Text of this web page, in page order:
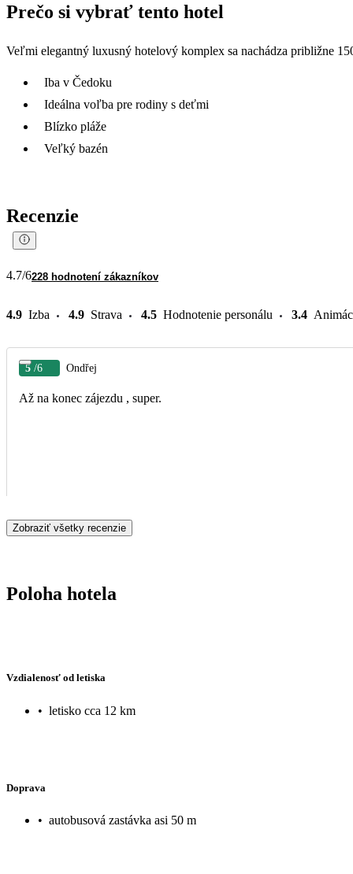
Prečo si vybrať tento hotel
Veľmi elegantný luxusný hotelový komplex sa nachádza približne
Iba v Čedoku
Ideálna voľba pre rodiny s deťmi
Blízko pláže
Veľký bazén
Recenzie
4.7/6228 hodnotení zákazníkov
4.9 Izba 4.9 Strava 4.5 Hodnotenie personálu 3.4
5 /6 Ondřej
Až na konec zájezdu , super.
Zobraziť všetky recenzie
Poloha hotela
Vzdialenosť od letiska
• letisko cca 12 km
Doprava
• autobusová zastávka asi 50 m